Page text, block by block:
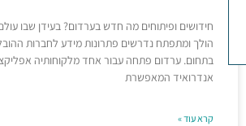
חידושים ופיתוחים מה חדש בערדום? בעידן שבו עולם
הולך ומתפתח נדרשים פתרונות מידע לחברות ההובלה
בתחום. ערדום פתחה עבור אחד מלקוחותיה אפליקצייה
אנדרואיד המאפשרת
קרא עוד »